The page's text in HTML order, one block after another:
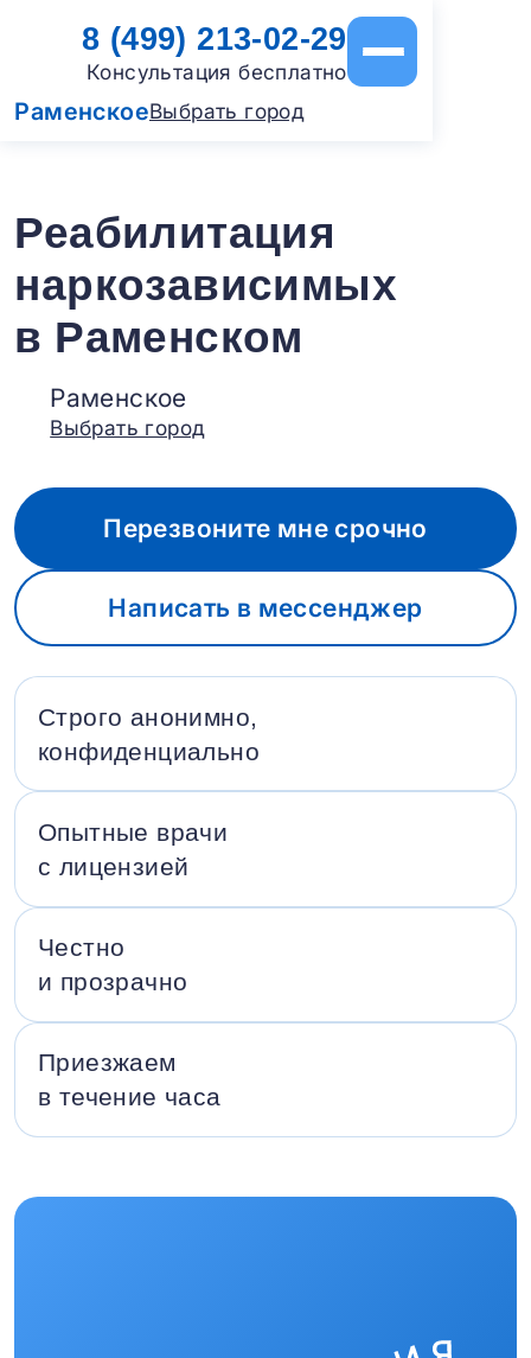
РаменскоеВыбрать город
8 (499) 213-02-29
Консультация бесплатно
Реабилитация
наркозависимых
в Раменском
Раменское
Выбрать город
Перезвоните мне срочно
Написать в мессенджер
Строго анонимно,
конфиденциально
Опытные врачи
с лицензией
Честно
и прозрачно
Приезжаем
в течение часа